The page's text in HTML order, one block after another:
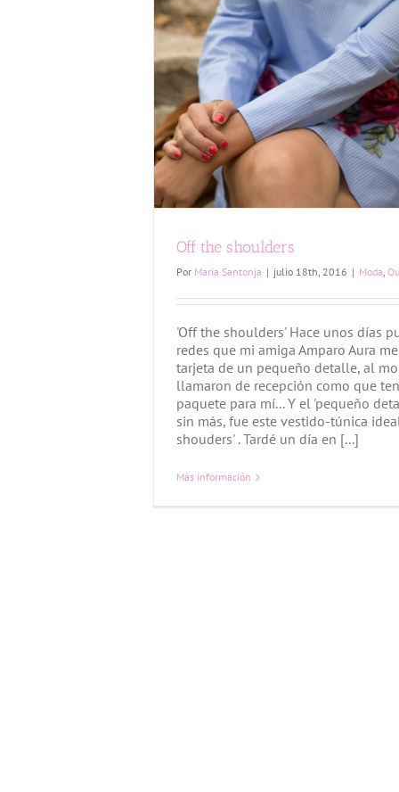
Off the shoulders
Por Maria Santonja | julio 18th, 2016 | Moda,
'Off the shoulders' Hace unos días
redes que mi amiga Amparo Aura
tarjeta de un pequeño detalle, al
llamaron de recepción como que
paquete para mí... Y el 'pequeño
sin más, fue este vestido-túnica
shouders' . Tardé un día en [...]
Más información